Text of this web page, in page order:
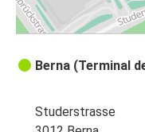
Berna (Terminal
Studerstrasse